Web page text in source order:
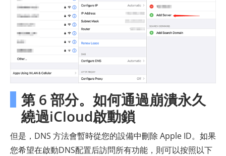
第 6 部分。如何通過崩潰永久
繞過iCloud啟動鎖
但是，DNS 方法會暫時從您的設備中刪除 Apple ID。如果
您希望在啟動DNS配置后訪問所有功能，則可以按照以下